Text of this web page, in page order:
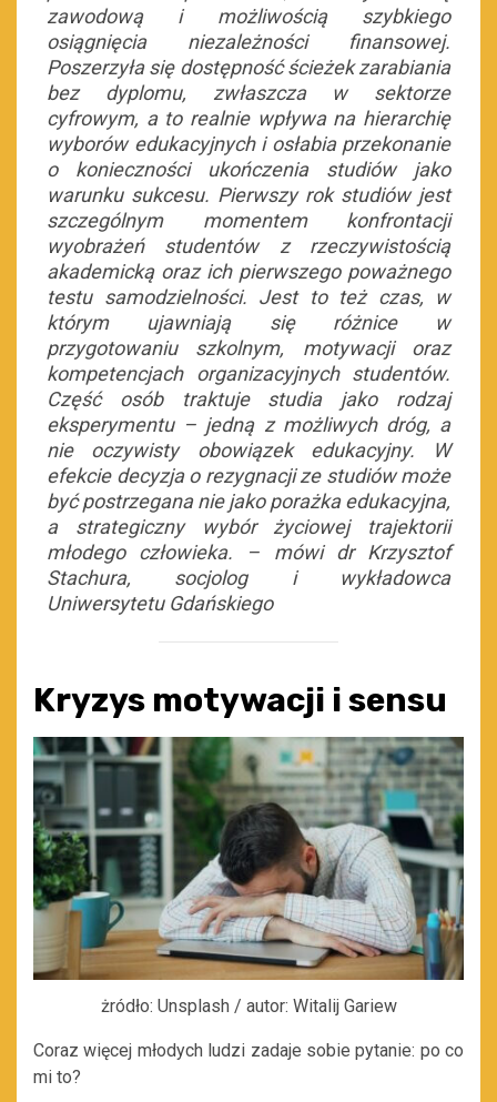
zawodową i możliwością szybkiego
osiągnięcia niezależności finansowej.
Poszerzyła się dostępność ścieżek zarabiania
bez dyplomu, zwłaszcza w sektorze
cyfrowym, a to realnie wpływa na hierarchię
wyborów edukacyjnych i osłabia przekonanie
o konieczności ukończenia studiów jako
warunku sukcesu. Pierwszy rok studiów jest
szczególnym momentem konfrontacji
wyobrażeń studentów z rzeczywistością
akademicką oraz ich pierwszego poważnego
testu samodzielności. Jest to też czas, w
którym ujawniają się różnice w
przygotowaniu szkolnym, motywacji oraz
kompetencjach organizacyjnych studentów.
Część osób traktuje studia jako rodzaj
eksperymentu – jedną z możliwych dróg, a
nie oczywisty obowiązek edukacyjny. W
efekcie decyzja o rezygnacji ze studiów może
być postrzegana nie jako porażka edukacyjna,
a strategiczny wybór życiowej trajektorii
młodego człowieka. – mówi dr Krzysztof
Stachura, socjolog i wykładowca
Uniwersytetu Gdańskiego
Kryzys motywacji i sensu
żródło: Unsplash / autor: Witalij Gariew
Coraz więcej młodych ludzi zadaje sobie pytanie: po co
mi to?